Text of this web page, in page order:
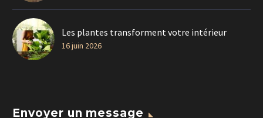
Les plantes transforment votre intérieur
16 juin 2026
Envoyer un message